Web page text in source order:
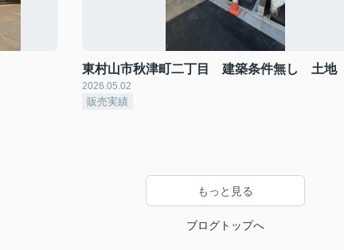
東村山市秋津町二丁目 建築条件無し 土地
2026.05.02
販売実績
もっと見る
ブログトップへ